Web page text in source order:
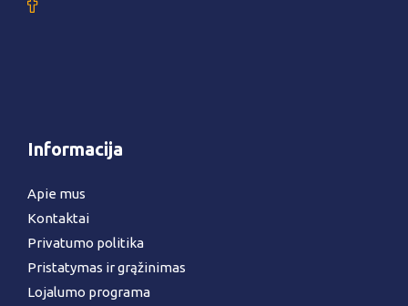
Informacija
Apie mus
Kontaktai
Privatumo politika
Pristatymas ir grąžinimas
Lojalumo programa